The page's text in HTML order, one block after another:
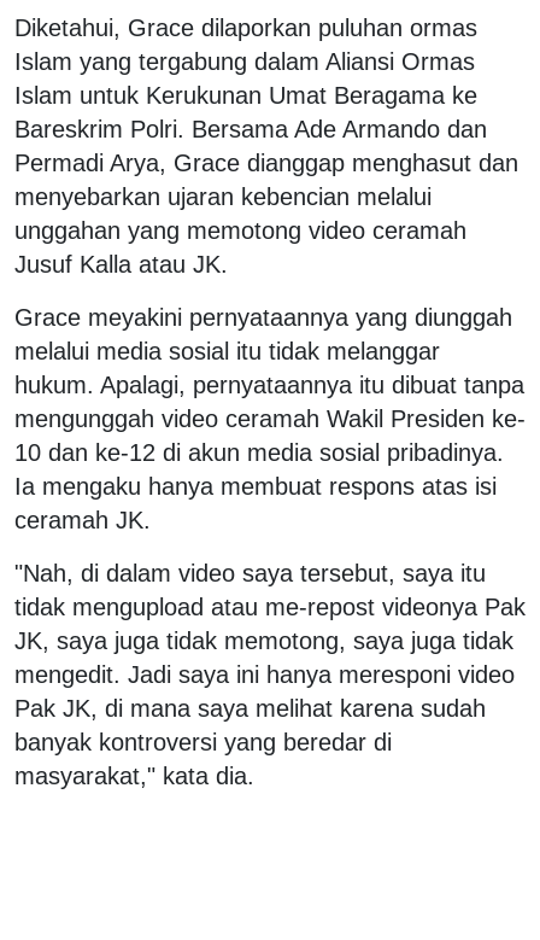
Diketahui, Grace dilaporkan puluhan ormas
Islam yang tergabung dalam Aliansi Ormas
Islam untuk Kerukunan Umat Beragama ke
Bareskrim Polri. Bersama Ade Armando dan
Permadi Arya, Grace dianggap menghasut dan
menyebarkan ujaran kebencian melalui
unggahan yang memotong video ceramah
Jusuf Kalla atau JK.
Grace meyakini pernyataannya yang diunggah
melalui media sosial itu tidak melanggar
hukum. Apalagi, pernyataannya itu dibuat tanpa
mengunggah video ceramah Wakil Presiden ke-
10 dan ke-12 di akun media sosial pribadinya.
Ia mengaku hanya membuat respons atas isi
ceramah JK.
"Nah, di dalam video saya tersebut, saya itu
tidak mengupload atau me-repost videonya Pak
JK, saya juga tidak memotong, saya juga tidak
mengedit. Jadi saya ini hanya meresponi video
Pak JK, di mana saya melihat karena sudah
banyak kontroversi yang beredar di
masyarakat," kata dia.